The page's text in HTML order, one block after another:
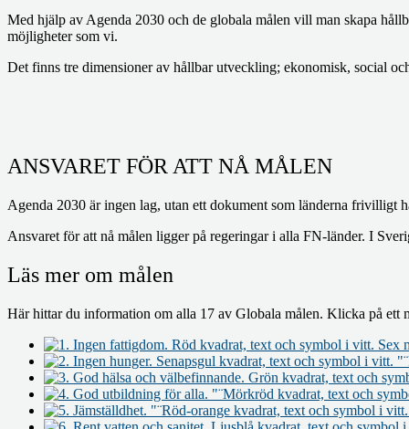
Med hjälp av Agenda 2030 och de globala målen vill man skapa
möjligheter som vi.
Det finns tre dimensioner av hållbar utveckling; ekonomisk, social
ANSVARET FÖR ATT NÅ MÅLEN
Agenda 2030 är ingen lag, utan ett dokument som länderna frivilligt
Ansvaret för att nå målen ligger på regeringar i alla FN-länder. I
Läs mer om målen
Här hittar du information om alla 17 av Globala målen. Klicka på ett